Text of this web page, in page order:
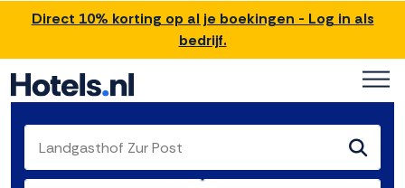
Direct 10% korting op al je boekingen - Log in als
bedrijf.